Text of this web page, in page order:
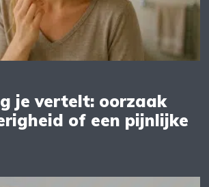
je vertelt: oorzaak
of een pijnlijke